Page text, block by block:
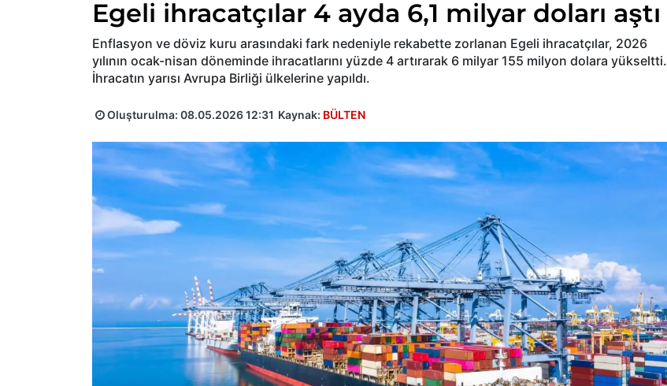
Egeli ihracatçılar 4 ayda 6,1 milyar doları aştı
Enflasyon ve döviz kuru arasındaki fark nedeniyle rekabette zorlanan Egeli ihracatçılar, 2026
yılının ocak-nisan döneminde ihracatlarını yüzde 4 artırarak 6 milyar 155 milyon dolara yükseltti.
İhracatın yarısı Avrupa Birliği ülkelerine yapıldı.
Oluşturulma: 08.05.2026 12:31 Kaynak: BÜLTEN